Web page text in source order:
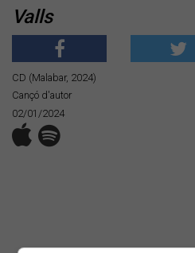
Valls
CD (Malabar, 2024)
Cançó d'autor
02/01/2024